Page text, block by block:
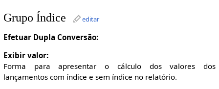
Grupo Índice editar
Efetuar Dupla Conversão:
Exibir valor:
Forma para apresentar o cálculo dos valores dos
lançamentos com índice e sem índice no relatório.